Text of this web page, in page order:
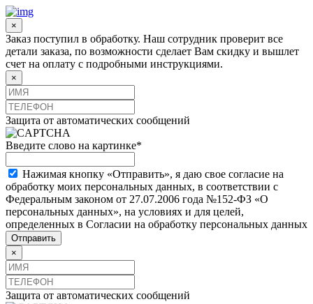
×
Заказ поступил в обработку. Наш сотрудник проверит все
детали заказа, по возможности сделает Вам скидку и вышлет
счет на оплату с подробными инструкциями.
×
Защита от автоматических сообщений
Введите слово на картинке*
Нажимая кнопку «Отправить», я даю свое согласие на
обработку моих персональных данных, в соответствии с
Федеральным законом от 27.07.2006 года №152-ФЗ «О
персональных данных», на условиях и для целей,
определенных в Согласии на обработку персональных данных
×
Защита от автоматических сообщений